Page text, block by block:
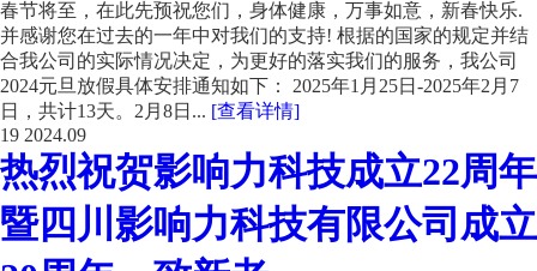
春节将至，在此先预祝您们，身体健康，万事如意，新春快乐.
并感谢您在过去的一年中对我们的支持! 根据的国家的规定并结
合我公司的实际情况决定，为更好的落实我们的服务，我公司
2024元旦放假具体安排通知如下： 2025年1月25日-2025年2月7
日，共计13天。2月8日... [查看详情]
19 2024.09
热烈祝贺影响力科技成立22周年
暨四川影响力科技有限公司成立